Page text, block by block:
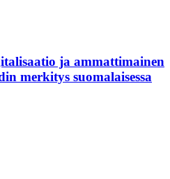
ja ammattimainen
merkitys suomalaisessa